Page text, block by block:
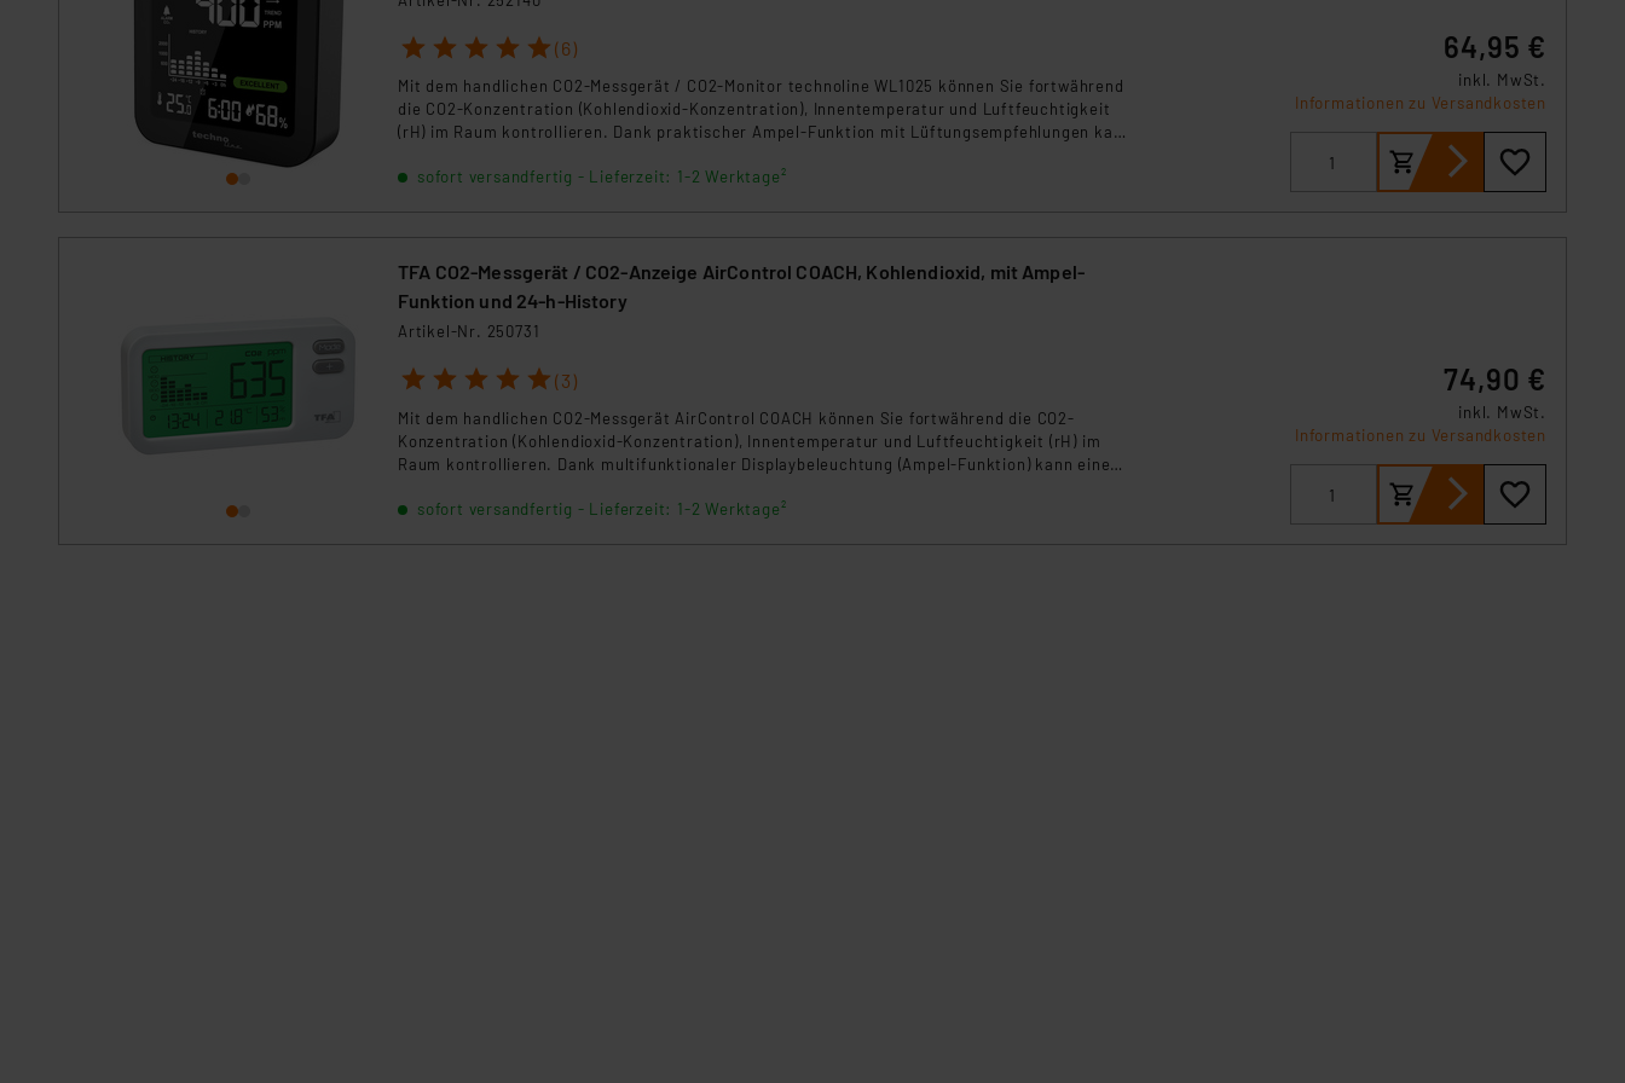
1 2 3 4 5 (6)
Mit dem handlichen CO2-Messgerät / CO2-Monitor technoline WL1025 können Sie fortwährend
die CO2-Konzentration (Kohlendioxid-Konzentration), Innentemperatur und Luftfeuchtigkeit
(rH) im Raum kontrollieren. Dank praktischer Ampel-Funktion mit Lüftungsempfehlungen kann
integriertem Akku können Sie das Gerät zwischenzeitlich auch problemlos mobil verwenden.
sofort versandfertig - Lieferzeit: 1-2 Werktage²
64,95 €
inkl. MwSt.
Informationen zu Versandkosten
TFA CO2-Messgerät / CO2-Anzeige AirControl COACH, Kohlendioxid, mit Ampel-
Funktion und 24-h-History
Artikel-Nr. 250731
1 2 3 4 5 (3)
Mit dem handlichen CO2-Messgerät AirControl COACH können Sie fortwährend die CO2-
Konzentration (Kohlendioxid-Konzentration), Innentemperatur und Luftfeuchtigkeit (rH) im
Raum kontrollieren. Dank multifunktionaler Displaybeleuchtung (Ampel-Funktion) kann eine
sofort versandfertig - Lieferzeit: 1-2 Werktage²
74,90 €
inkl. MwSt.
Informationen zu Versandkosten